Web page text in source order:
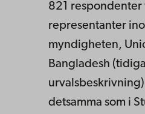
821 respondenter
representanter
myndigheten,
Bangladesh
detsamma som i